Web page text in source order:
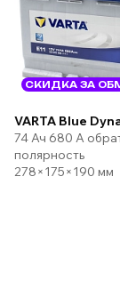
СКИДКА ЗА
VARTA Blue
74 Ач 680 А
полярность
278×175×190 мм